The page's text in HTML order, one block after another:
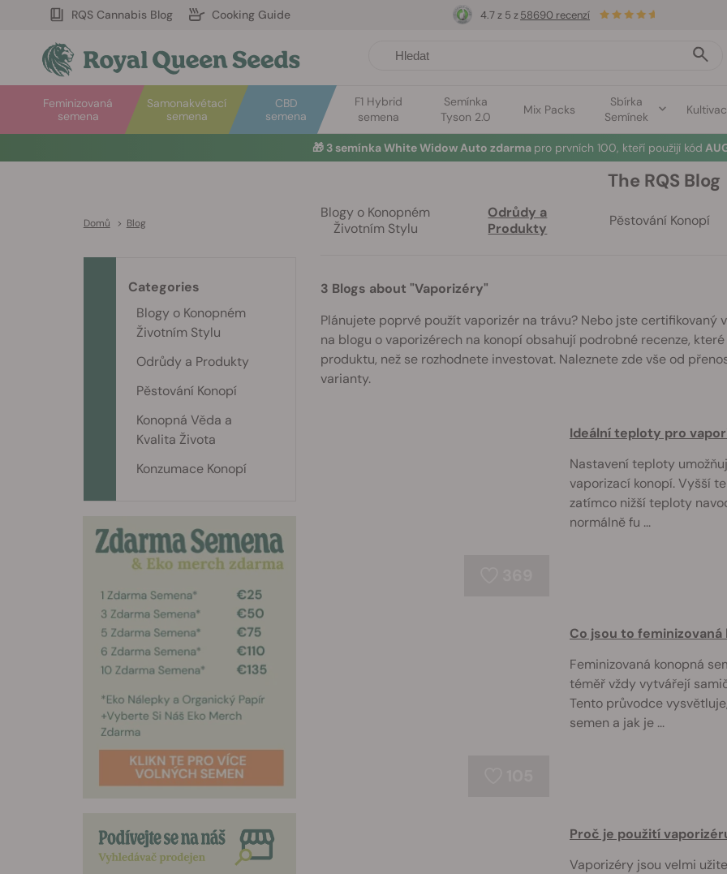
RQS Cannabis Blog Cooking Guide
Samonakvétací
semena
Feminizovaná
semena
CBD
semena
F1 Hybrid
semena
Semínka
Tyson 2.0
Mix Packs
Sbírka
Semínek
4.7 z 5 z58690 recenzí
🎁 3 semínka White Widow Auto zdarma pro prvních 100, kteří použijí kód
Domů > Blog
The RQS Blog
Blogy o Konopném
Životním Stylu
Odrůdy a
Produkty
Pěstování Konopí
3 Blogs about "Vaporizéry"
Plánujete poprvé použít vaporizér na trávu? Nebo jste certifikovaný
na blogu o vaporizérech na konopí obsahují podrobné recenze,
produktu, než se rozhodnete investovat. Naleznete zde vše od
varianty.
Ideální teploty pro
Nastavení teploty
vaporizací konopí. Vyšší
zatímco nižší teploty
normálně fu ...
Co jsou to feminizovaná
Feminizovaná konopná
téměř vždy vytvářejí
Tento průvodce
semen a jak je ...
Proč je použití
Vaporizéry jsou velmi
Categories
Blogy o Konopném
Životním Stylu
Odrůdy a Produkty
Pěstování Konopí
Konopná Věda a
Kvalita Života
Konzumace Konopí